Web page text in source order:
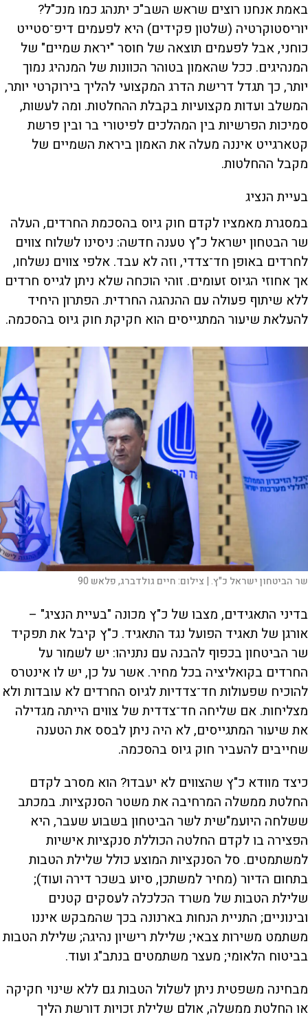
באמת אנחנו רוצים שראש השב"כ יתנהג כמו מנכ"ל?
יוריסטוקרטיה (שלטון פקידים) היא לפעמים דיפ־סטייט
כוחני, אבל לפעמים תוצאה של חוסר "יראת שמיים" של
המנהיגים. ככל שהאמון בטוהר הכוונות של המנהיג נמוך
יותר, כך תגדל דרישת הדרג המקצועי להליך בירוקרטי יותר,
המשלב ועדות מקצועיות בקבלת ההחלטות. ומה לעשות,
סמיכות הפרשיות בין המהלכים לפיטורי בר ובין פרשת
קטארגייט איננה מעלה את האמון ביראת השמיים של
מקבל ההחלטות.
בעיית הנציג
במסגרת מאמציו לקדם חוק גיוס בהסכמת החרדים, העלה
שר הבטחון ישראל כ"ץ טענה חדשה: ניסינו לשלוח צווים
לחרדים באופן חד־צדדי, וזה לא עבד. אלפי צווים נשלחו,
אך אחוזי הגיוס זעומים. זוהי הוכחה שלא ניתן לגייס חרדים
ללא שיתוף פעולה עם ההנהגה החרדית. הפתרון היחיד
להעלאת שיעור המתגייסים הוא חקיקת חוק גיוס בהסכמה.
שר הביטחון ישראל כ"ץ. | צילום:חיים גולדברג, פלאש 90
בדיני התאגידים, מצבו של כ"ץ מכונה "בעיית הנציג" –
אורגן של תאגיד הפועל נגד התאגיד. כ"ץ קיבל את תפקיד
שר הביטחון בכפוף להבנה עם נתניהו: יש לשמור על
החרדים בקואליציה בכל מחיר. אשר על כן, יש לו אינטרס
להוכיח שפעולות חד־צדדיות לגיוס החרדים לא עובדות ולא
מצליחות. אם שליחה חד־צדדית של צווים הייתה מגדילה
את שיעור המתגייסים, לא היה ניתן לבסס את הטענה
שחייבים להעביר חוק גיוס בהסכמה.
כיצד מוודא כ"ץ שהצווים לא יעבדו? הוא מסרב לקדם
החלטת ממשלה המרחיבה את משטר הסנקציות. במכתב
ששלחה היועמ"שית לשר הביטחון בשבוע שעבר, היא
הפצירה בו לקדם החלטה הכוללת סנקציות אישיות
למשתמטים. סל הסנקציות המוצע כולל שלילת הטבות
בתחום הדיור (מחיר למשתכן, סיוע בשכר דירה ועוד);
שלילת הטבות של משרד הכלכלה לעסקים קטנים
ובינוניים; התניית הנחות בארנונה בכך שהמבקש איננו
משתמט משירות צבאי; שלילת רישיון נהיגה; שלילת הטבות
בביטוח הלאומי; מעצר משתמטים בנתב"ג ועוד.
מבחינה משפטית ניתן לשלול הטבות גם ללא שינוי חקיקה
או החלטת ממשלה, אולם שלילת זכויות דורשת הליך